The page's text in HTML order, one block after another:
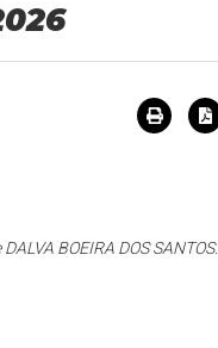
BOEIRA DOS SANTOS.